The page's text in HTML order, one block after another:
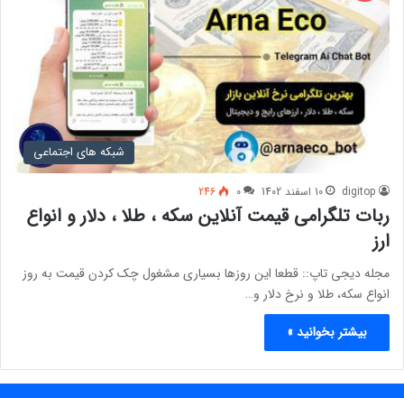
شبکه های اجتماعی
digitop 10 اسفند 1402 0
246
ربات تلگرامی قیمت آنلاین سکه ، طلا ، دلار و انواع
ارز
مجله دیجی تاپ:: قطعا این روزها بسیاری مشغول چک کردن قیمت به روز
انواع سکه، طلا و نرخ دلار و…
بیشتر بخوانید »